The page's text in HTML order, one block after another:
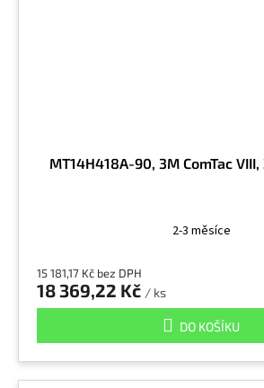
MT14H418A-90, 3M ComTac VIII,
2-3 měsíce
15 181,17 Kč bez DPH
18 369,22 Kč / ks
DO KOŠÍKU